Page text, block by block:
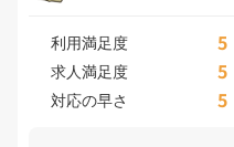
利用満足度 5
求人満足度 5
対応の早さ 5